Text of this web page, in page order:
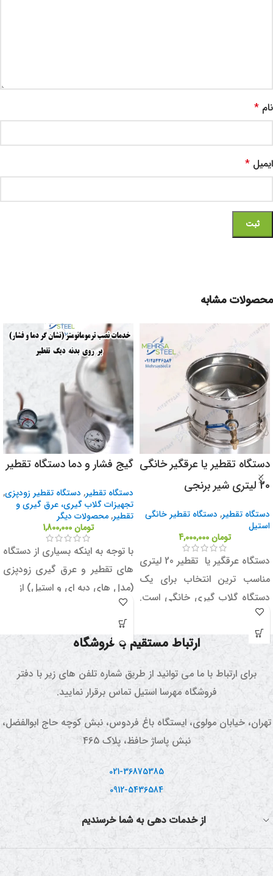
نام *
ایمیل *
محصولات مشابه
دستگاه تقطیر یا عرقگیر خانگی
20 لیتری شیر برنجی
دستگاه تقطیر, دستگاه تقطیر خانگی
استیل
تومان
دستگاه عرقگیر یا تقطیر 20 لیتری
مناسب ترین انتخاب برای یک
دستگاه گلاب گیری خانگی است.
از این دستگاه برای استخراج
عصاره گیاهان دارویی و گلابگیری
استفاده می شود. همچنین
بوسیله این دستگاه می توانید آب
گیج فشار و دما دستگاه تقطیر
دستگاه تقطیر, دستگاه تقطیر زودپزی,
تجهیزات گلاب گیری، عرق گیری و
تقطیر,محصولات دیگر
تومان
با توجه به اینکه بسیاری از دستگاه
های تقطیر و عرق گیری زودپزی
(مدل های دبه ای و استیل) از
ارتباط مستقیم با فروشگاه
برای ارتباط با ما می توانید از طریق شماره تلفن های زیر با دفتر
فروشگاه مهرسا استیل تماس برقرار نمایید.
تهران، خیابان مولوی، ایستگاه باغ فردوس، نبش کوچه حاج ابوالفضل،
نبش پاساژ حافظ، پلاک 465
021-36875385
0912-5436584
از خدمات دهی به شما خرسندیم